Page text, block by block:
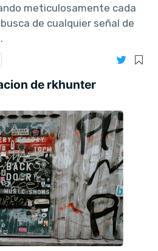
meticulosamente cada
de cualquier señal de
de rkhunter